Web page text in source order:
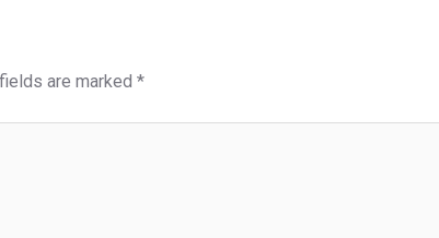
are marked *